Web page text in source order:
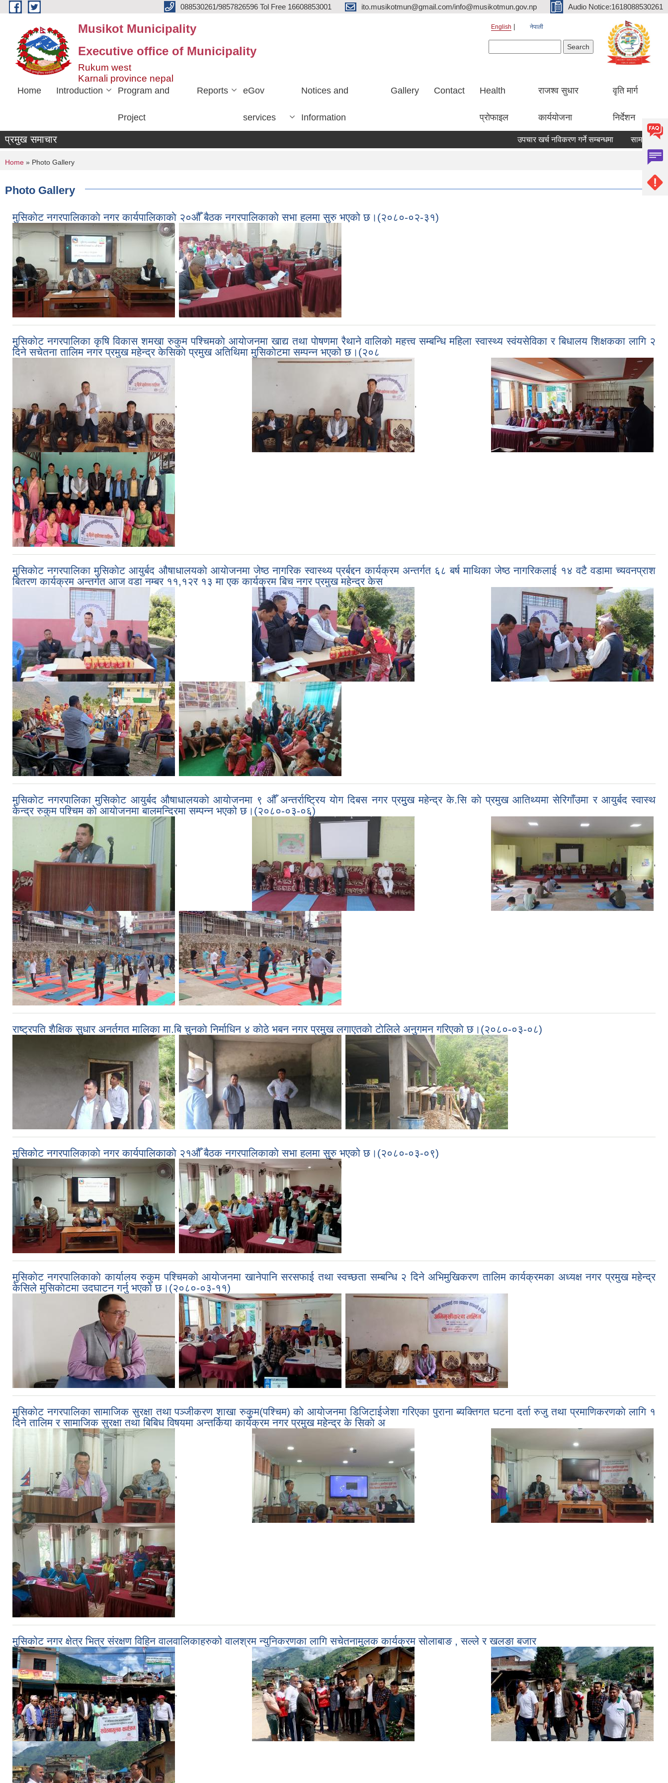
Skip to main content 088530261/9857826596 Tol Free 16608853001 ito.musikotmun@gmail.com/info@musikotmun.gov.np Audio Notice:1618088530261
Musikot Municipality
Executive office of Municipality
Rukum west
Karnali province nepal
English नेपाली
Home Introduction Program and
Project
Reports eGov
services
Notices and
Information
Gallery Contact Health
प्रोफाइल
राजश्व सुधार
कार्ययोजना
वृति मार्ग
निर्देशन
प्रमुख समाचार उपचार खर्च नविकरण गर्ने सम्बन्धमा
You are here
Home » Photo Gallery
Photo Gallery
मुसिकाेट नगरपालिकाकाे नगर कार्यपालिकाकाे २०औँ बैठक नगरपालिकाकाे सभा हलमा सुरु भएको छ।(२०८०-०२-३१)
,
मुसिकाेट नगरपालिका कृषि विकास शमखा रुकुम पश्चिमकाे आयाेजनमा खाद्य तथा पाेषणमा रैथाने वालिकाे महत्त्व सम्बन्धि महिला स्वास्थ्य स्वंयसेविका र बिधालय शिक्षकका लागि २
दिने सचेतना तालिम नगर प्रमुख महेन्द्र केसिकाे प्रमुख अतिथिमा मुसिकाेटमा सम्पन्न भएको छ।(२०८
, , ,
मुसिकाेट नगरपालिका मुसिकाेट आयुर्बद औषाधालयकाे आयाेजनमा जेष्ठ नागरिक स्वास्थ्य प्रर्बद्दन कार्यक्रम अन्तर्गत ६८ बर्ष माथिका जेष्ठ नागरिकलाई १४ वटै वडामा च्यवनप्राश
बितरण कार्यक्रम अन्तर्गत आज वडा नम्बर ११,१२र १३ मा एक कार्यक्रम बिच नगर प्रमुख महेन्द्र केस
, , ,
,
मुसिकाेट नगरपालिका मुसिकाेट आयुर्बद औषाधालयकाे आयाेजनमा ९ औँ अन्तर्राष्ट्रिय याेग दिबस नगर प्रमुुख महेन्द्र के.सि काे प्रमुख आतिथ्यमा सेरिगाँउमा र आयुर्बद स्वास्थ
केन्द्र रुकुम पश्चिम काे आयाेजनमा बालमन्दिरमा सम्पन्न भएको छ।(२०८०-०३-०६)
, , ,
,
राष्ट्रपति शैक्षिक सुधार अनर्तगत मालिका मा.बि चुनकाे निर्माधिन ४ काेठे भबन नगर प्रमुख लगाएतकाे टाेलिले अनुगमन गरिएकाे छ।(२०८०-०३-०८)
, ,
मुसिकाेट नगरपालिकाकाे नगर कार्यपालिकाकाे २१औँ बैठक नगरपालिकाकाे सभा हलमा सुरु भएको छ।(२०८०-०३-०९)
,
मुसिकाेट नगरपालिकाकाे कार्यालय रुकुम पश्चिमकाे आयाेजनमा खानेपानि सरसफाई तथा स्वच्छता सम्बन्धि २ दिने अभिमुखिकरण तालिम कार्यक्रमका अध्यक्ष नगर प्रमुख महेन्द्र
केसिले मुसिकाेटमा उदघाटन गर्नु भएको छ।(२०८०-०३-११)
, ,
मुसिकाेट नगरपालिका सामाजिक सुरक्षा तथा पञ्जीकरण शाखा रुकुम(पश्चिम) काे आयाेजनमा डिजिटाईजेशा गरिएका पुराना ब्यक्तिगत घटना दर्ता रुजु तथा प्रमाणिकरणकाे लागि १
दिने तालिम र सामाजिक सुरक्षा तथा बिबिध विषयमा अन्तर्किया कार्यक्रम नगर प्रमुख महेन्द्र के सिकाे अ
, , ,
मुसिकोट नगर क्षेत्र भित्र संरक्षण विहिन वालवालिकाहरुको वालश्रम न्युनिकरणका लागि सचेतनामुलक कार्यक्रम सोलाबाङ , सल्ले र खलङा बजार
, , ,